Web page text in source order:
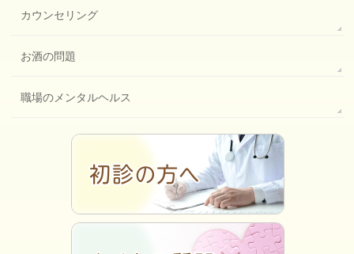
カウンセリング
お酒の問題
職場のメンタルヘルス